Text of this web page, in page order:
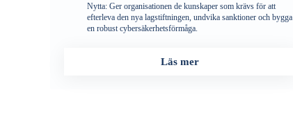
Nytta: Ger organisationen de kunskaper som krävs för att
efterleva den nya lagstiftningen, undvika sanktioner och bygga
en robust cybersäkerhetsförmåga.
Läs mer